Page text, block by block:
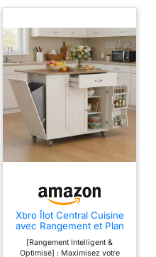
Xbro Îlot Central Cuisine
avec Rangement et Plan
de Travail, Emplacement
pour Poubelle, Meuble
[Rangement Intelligent &
Optimisé] : Maximisez votre